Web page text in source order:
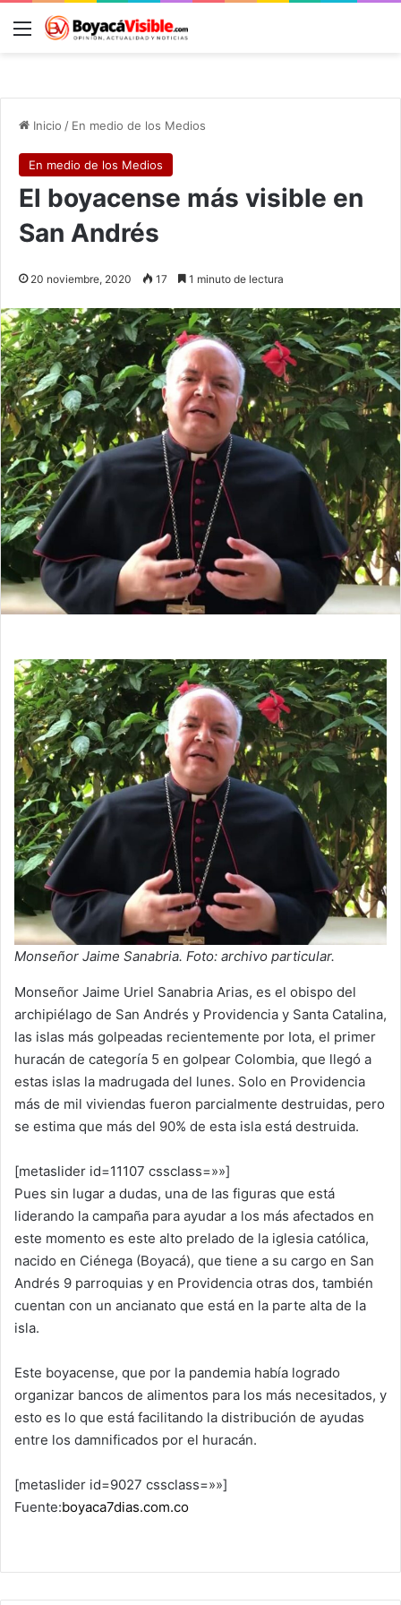
Menú
Inicio / En medio de los Medios
En medio de los Medios
El boyacense más visible en
San Andrés
20 noviembre, 2020 17 1 minuto de lectura
Monseñor Jaime Sanabria. Foto: archivo particular.
Monseñor Jaime Uriel Sanabria Arias, es el obispo del
archipiélago de San Andrés y Providencia y Santa Catalina,
las islas más golpeadas recientemente por Iota, el primer
huracán de categoría 5 en golpear Colombia, que llegó a
estas islas la madrugada del lunes. Solo en Providencia
más de mil viviendas fueron parcialmente destruidas, pero
se estima que más del 90% de esta isla está destruida.
[metaslider id=11107 cssclass=»»]
Pues sin lugar a dudas, una de las figuras que está
liderando la campaña para ayudar a los más afectados en
este momento es este alto prelado de la iglesia católica,
nacido en Ciénega (Boyacá), que tiene a su cargo en San
Andrés 9 parroquias y en Providencia otras dos, también
cuentan con un ancianato que está en la parte alta de la
isla.
Este boyacense, que por la pandemia había logrado
organizar bancos de alimentos para los más necesitados, y
esto es lo que está facilitando la distribución de ayudas
entre los damnificados por el huracán.
[metaslider id=9027 cssclass=»»]
Fuente:boyaca7dias.com.co